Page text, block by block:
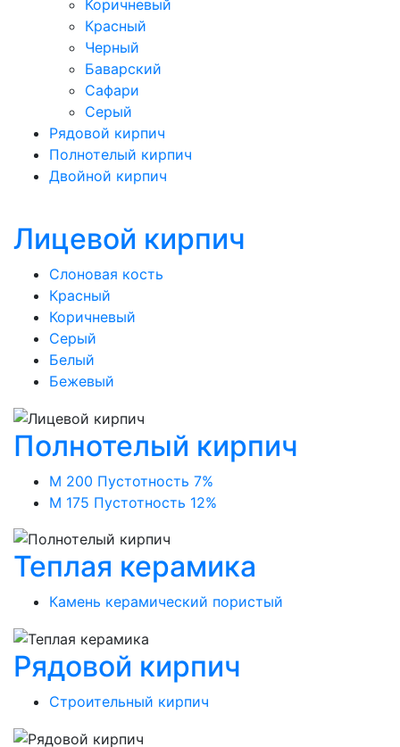
Коричневый
Красный
Черный
Баварский
Сафари
Серый
Рядовой кирпич
Полнотелый кирпич
Двойной кирпич
Лицевой кирпич
Слоновая кость
Красный
Коричневый
Серый
Белый
Бежевый
Полнотелый кирпич
М 200 Пустотность 7%
М 175 Пустотность 12%
Теплая керамика
Камень керамический пористый
Рядовой кирпич
Строительный кирпич